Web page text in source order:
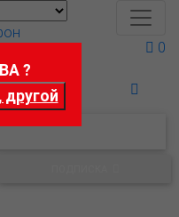
0
?